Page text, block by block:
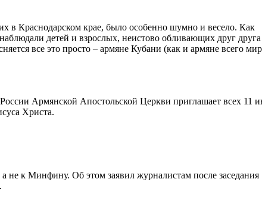
в Краснодарском крае, было особенно шумно и весело. Как
детей и взрослых, неистово обливающих друг
все это просто – армяне Кубани (как и армяне всего
Армянской Апостольской Церкви приглашает всех 11
Христа.
не к Минфину. Об этом заявил журналистам после заседания